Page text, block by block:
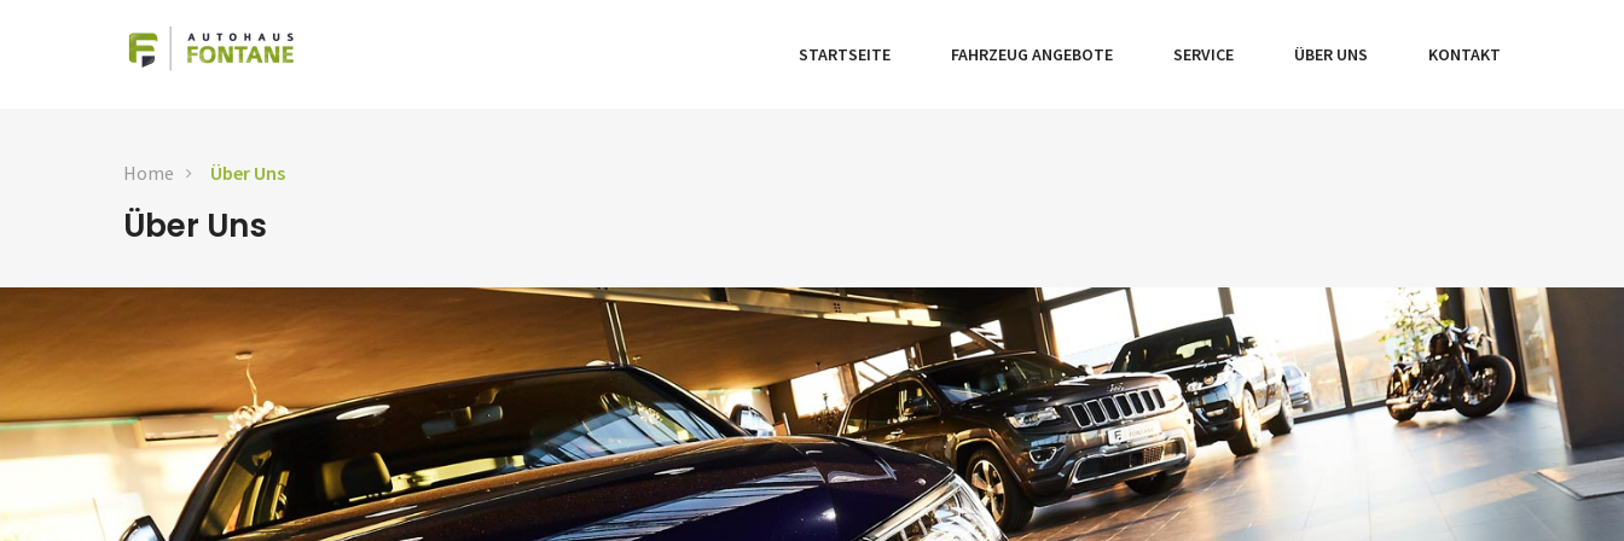
STARTSEITE FAHRZEUG ANGEBOTE SERVICE ÜBER UNS KONTAKT
Home Über Uns
Über Uns